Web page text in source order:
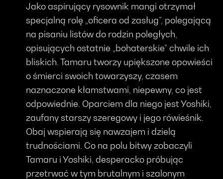
Jako aspirujący rysownik mangi otrzymał
specjalną rolę „oficera od zasług”, polegającą
na pisaniu listów do rodzin poległych,
opisujących ostatnie „bohaterskie” chwile ich
bliskich. Tamaru tworzy upiększone opowieści
o śmierci swoich towarzyszy, czasem
naznaczone kłamstwami, niepewny, co jest
odpowiednie. Oparciem dla niego jest Yoshiki,
zaufany starszy szeregowy i jego rówieśnik.
Obaj wspierają się nawzajem i dzielą
trudnościami. Co na polu bitwy zobaczyli
Tamaru i Yoshiki, desperacko próbując
przetrwać w tym brutalnym i szalonym